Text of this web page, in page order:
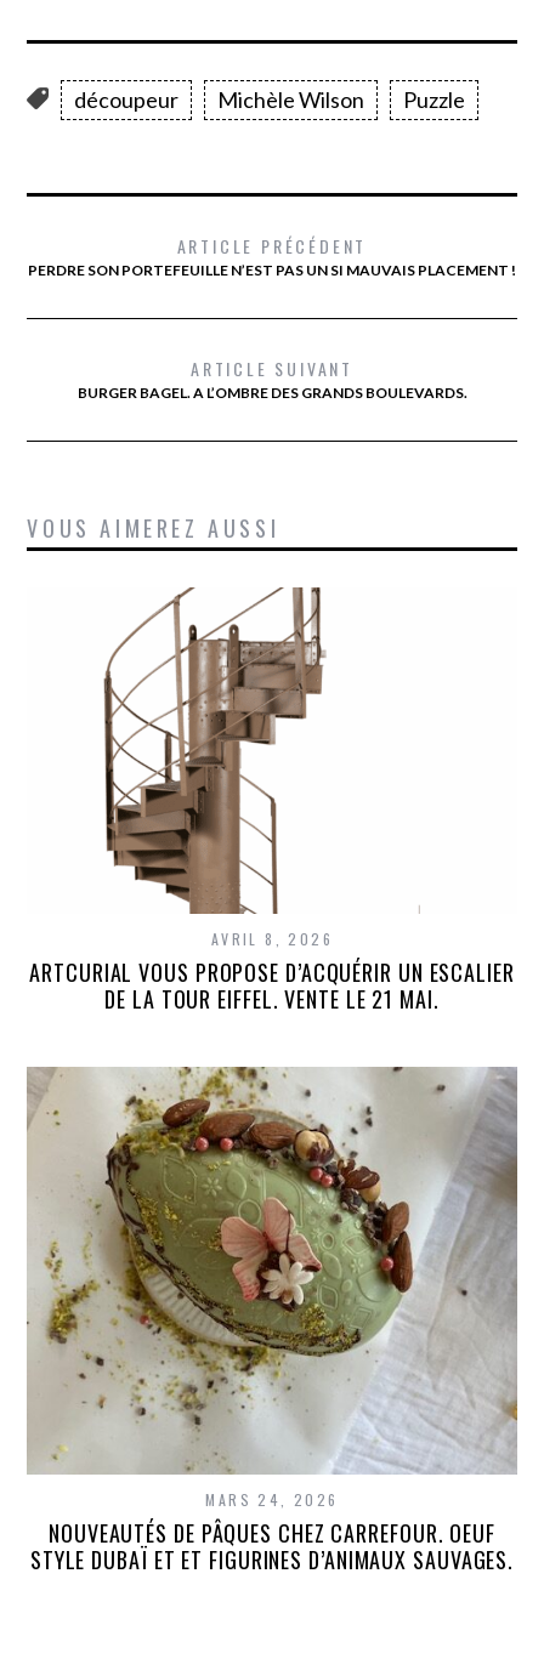
découpeur Michèle Wilson Puzzle
ARTICLE PRÉCÉDENT
PERDRE SON PORTEFEUILLE N’EST PAS UN SI MAUVAIS PLACEMENT !
ARTICLE SUIVANT
BURGER BAGEL. A L’OMBRE DES GRANDS BOULEVARDS.
VOUS AIMEREZ AUSSI
AVRIL 8, 2026
ARTCURIAL VOUS PROPOSE D’ACQUÉRIR UN ESCALIER
DE LA TOUR EIFFEL. VENTE LE 21 MAI.
MARS 24, 2026
NOUVEAUTÉS DE PÂQUES CHEZ CARREFOUR. OEUF
STYLE DUBAÏ ET ET FIGURINES D’ANIMAUX SAUVAGES.